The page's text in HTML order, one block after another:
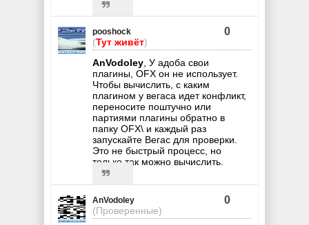
pooshock
(Тут живёт)
0
AnVodoley, У адоба свои
плагины, OFX он не использует.
Чтобы вычислить, с каким
плагином у вегаса идет конфликт,
переносите поштучно или
партиями плагины обратно в
папку OFX\ и каждый раз
запускайте Вегас для проверки.
Это не быстрый процесс, но
только так можно вычислить.
AnVodoley
(Проверенные)
0